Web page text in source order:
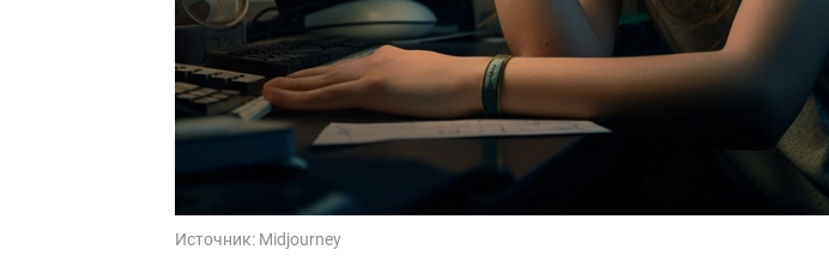
Источник: Midjourney